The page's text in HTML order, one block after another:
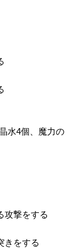
水4個、魔力の
攻撃をする
きをする